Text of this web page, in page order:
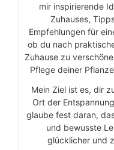
mir inspirierende
Zuhauses,
Empfehlungen für
ob du nach
Zuhause zu
Pflege deiner
Mein Ziel ist es, dir
Ort der
glaube fest daran,
und bewusste
glücklicher und